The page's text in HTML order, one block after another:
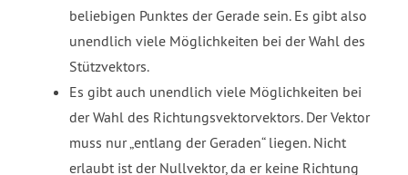
beliebigen Punktes der Gerade sein. Es gibt also
unendlich viele Möglichkeiten bei der Wahl des
Stützvektors.
Es gibt auch unendlich viele Möglichkeiten bei
der Wahl des Richtungsvektorvektors. Der Vektor
muss nur „entlang der Geraden“ liegen. Nicht
erlaubt ist der Nullvektor, da er keine Richtung